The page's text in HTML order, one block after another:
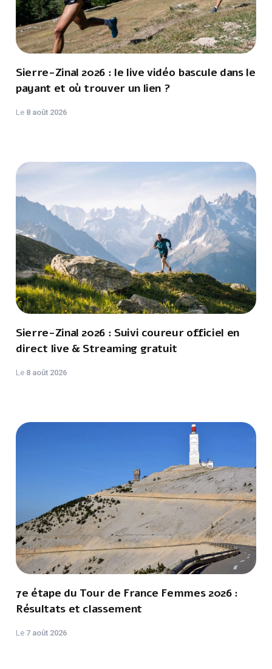
Sierre-Zinal 2026 : le live vidéo bascule dans le
payant et où trouver un lien ?
Le 8 août 2026
Sierre-Zinal 2026 : Suivi coureur officiel en
direct live & Streaming gratuit
Le 8 août 2026
7e étape du Tour de France Femmes 2026 :
Résultats et classement
Le 7 août 2026